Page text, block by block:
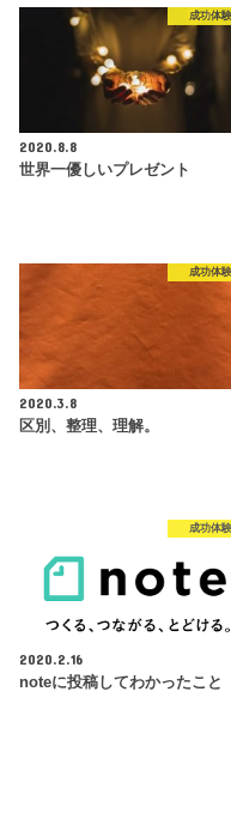
成功体験
2020.8.8
世界一優しいプレゼント
成功体験
2020.3.8
区別、整理、理解。
成功体験
2020.2.16
noteに投稿してわかったこと